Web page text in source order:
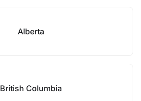
Alberta
British Columbia